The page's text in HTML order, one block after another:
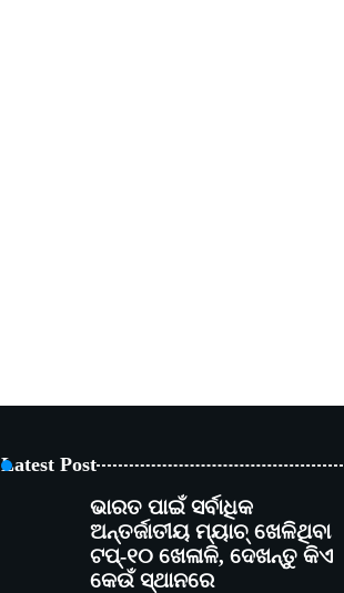
Latest Post
ଭାରତ ପାଇଁ ସର୍ବାଧିକ
ଅନ୍ତର୍ଜାତୀୟ ମ୍ୟାଚ୍ ଖେଳିଥିବା
ଟପ୍-୧୦ ଖେଳାଳି, ଦେଖନ୍ତୁ କିଏ
କେଉଁ ସ୍ଥାନରେ